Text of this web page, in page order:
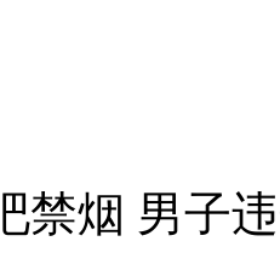
重65公斤
烟 男子违